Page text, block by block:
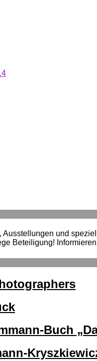
Ausstellungen und
Beteiligung!
Buch